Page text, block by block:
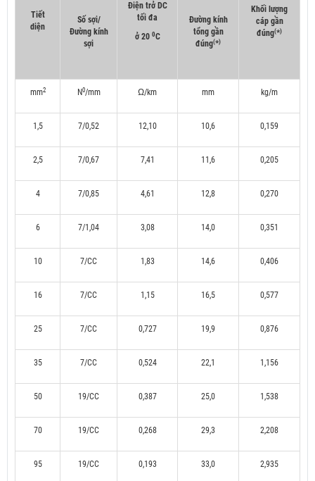
Tiết
diện
Số sợi/
Đường kính
sợi
Điện trở DC
tối đa
ở 20 0C
Đường kính
tổng gần
đúng(*)
Khối lượng
cáp gần
đúng(*)
mm2 N0/mm Ω/km mm kg/m
1,5 7/0,52 12,10 10,6 0,159
2,5 7/0,67 7,41 11,6 0,205
4 7/0,85 4,61 12,8 0,270
6 7/1,04 3,08 14,0 0,351
10 7/CC 1,83 14,6 0,406
16 7/CC 1,15 16,5 0,577
25 7/CC 0,727 19,9 0,876
35 7/CC 0,524 22,1 1,156
50 19/CC 0,387 25,0 1,538
70 19/CC 0,268 29,3 2,208
95 19/CC 0,193 33,0 2,935